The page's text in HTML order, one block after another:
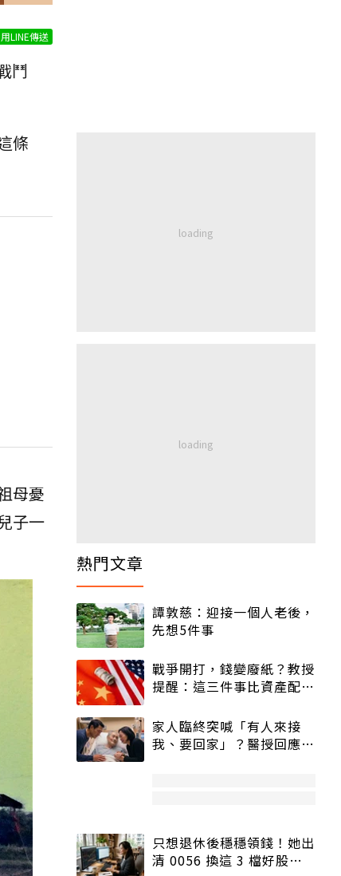
用LINE傳送
鬥
條
母憂
子一
熱門文章
譚敦慈：迎接一個人老後，
先想5件事
戰爭開打，錢變廢紙？教授
提醒：這三件事比資產配置
家人臨終突喊「有人來接
我、要回家」？醫授回應方
只想退休後穩穩領錢！她出
清 0056 換這 3 檔好股：